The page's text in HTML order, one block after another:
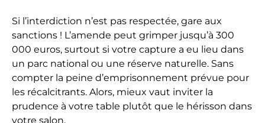
Si l’interdiction n’est pas respectée, gare aux
sanctions ! L’amende peut grimper jusqu’à 300
000 euros, surtout si votre capture a eu lieu dans
un parc national ou une réserve naturelle. Sans
compter la peine d’emprisonnement prévue pour
les récalcitrants. Alors, mieux vaut inviter la
prudence à votre table plutôt que le hérisson dans
votre salon.